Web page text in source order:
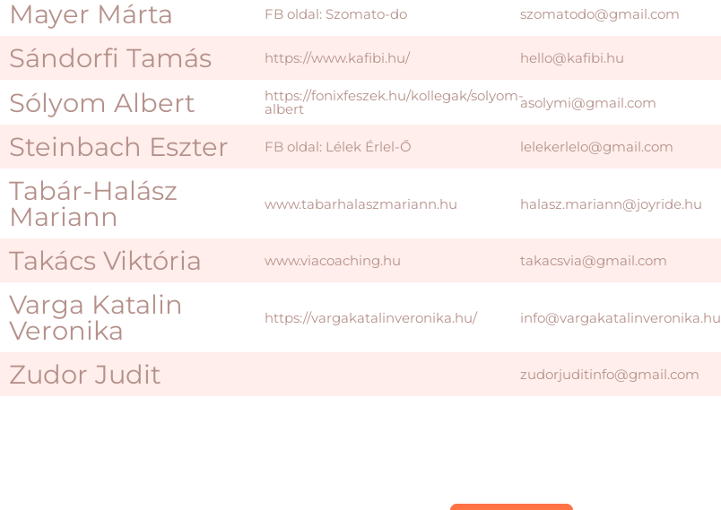
Mayer Márta FB oldal: Szomato-do szomatodo@gmail.com
Sándorfi Tamás https://www.kafibi.hu/ hello@kafibi.hu
Sólyom Albert https://fonixfeszek.hu/kollegak/solyom-
albert asolymi@gmail.com
Steinbach Eszter FB oldal: Lélek Érlel-Ő lelekerlelo@gmail.com
Tabár-Halász
Mariann
www.tabarhalaszmariann.hu halasz.mariann@joyride.hu
Takács Viktória www.viacoaching.hu takacsvia@gmail.com
Varga Katalin
Veronika
https://vargakatalinveronika.hu/ info@vargakatalinveronika.hu
Zudor Judit zudorjuditinfo@gmail.com